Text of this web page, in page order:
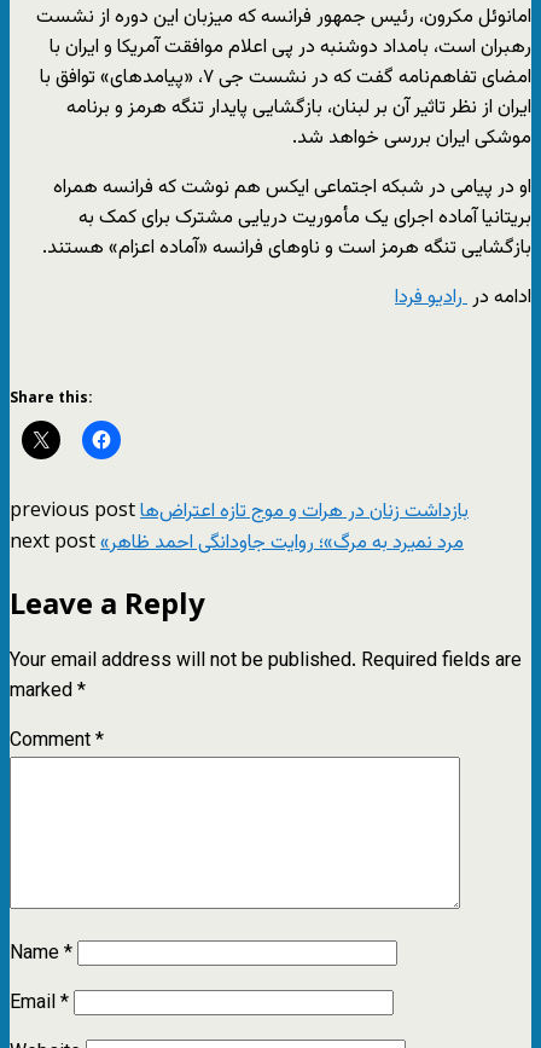
امانوئل مکرون، رئیس جمهور فرانسه که میزبان این دوره از نشست
رهبران است، بامداد دوشنبه در پی اعلام موافقت آمریکا و ایران با
امضای تفاهم‌نامه گفت که در نشست جی ۷، «پیامدهای» توافق با
ایران از نظر تاثیر آن بر لبنان، بازگشایی پایدار تنگه هرمز و برنامه‌
موشکی ایران بررسی خواهد شد.
او در پیامی در شبکه اجتماعی ایکس هم نوشت که فرانسه همراه
بریتانیا آماده اجرای یک مأموریت دریایی مشترک برای کمک به
بازگشایی تنگه هرمز است و ناوهای فرانسه «آماده اعزام» هستند.
ادامه دررادیو فردا
Share this:
previous postبازداشت زنان در هرات و موج تازه اعتراض‌ها
next post «مرد نمیرد به مرگ»؛ روایت جاودانگی احمد ظاهر
Leave a Reply
Your email address will not be published. Required fields are
marked*
Comment*
Name*
Email*